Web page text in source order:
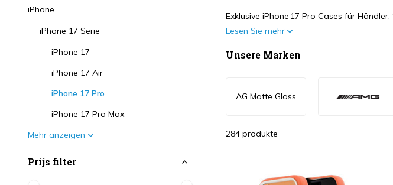
iPhone
iPhone 17 Serie
iPhone 17
iPhone 17 Air
iPhone 17 Pro
iPhone 17 Pro Max
Mehr anzeigen
Prijs filter
Exklusive iPhone 17 Pro Cases für
Lesen Sie mehr
Unsere Marken
AG Matte Glass
284 produkte